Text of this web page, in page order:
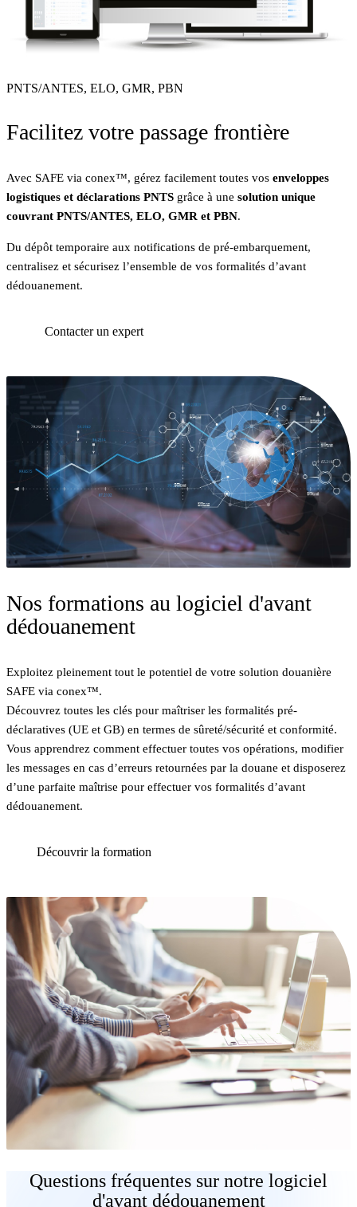
PNTS/ANTES, ELO, GMR, PBN
Facilitez votre passage frontière
Avec SAFE via conex™, gérez facilement toutes vos enveloppes
logistiques et déclarations PNTS grâce à une solution unique
couvrant PNTS/ANTES, ELO, GMR et PBN.
Du dépôt temporaire aux notifications de pré‑embarquement,
centralisez et sécurisez l’ensemble de vos formalités d’avant
dédouanement.
Contacter un expert
Nos formations au logiciel d'avant
dédouanement
Exploitez pleinement tout le potentiel de votre solution douanière
SAFE via conex™.
Découvrez toutes les clés pour maîtriser les formalités pré-
déclaratives (UE et GB) en termes de sûreté/sécurité et conformité.
Vous apprendrez comment effectuer toutes vos opérations, modifier
les messages en cas d’erreurs retournées par la douane et disposerez
d’une parfaite maîtrise pour effectuer vos formalités d’avant
dédouanement.
Découvrir la formation
Questions fréquentes sur notre logiciel
d'avant dédouanement